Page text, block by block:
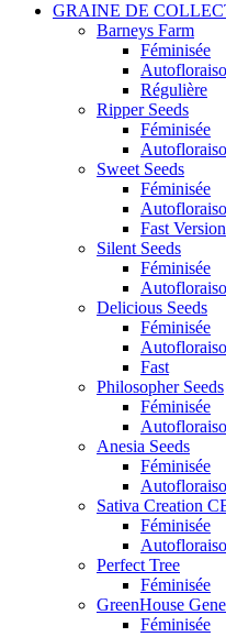
GRAINE DE
Barneys Farm
Féminisée
Régulière
Ripper Seeds
Féminisée
Sweet Seeds
Féminisée
Fast Version
Silent Seeds
Féminisée
Delicious Seeds
Féminisée
Fast
Philosopher Seeds
Féminisée
Anesia Seeds
Féminisée
Sativa Creation
Féminisée
Perfect Tree
Féminisée
GreenHouse
Féminisée